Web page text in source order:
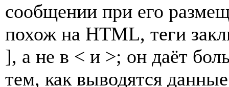
сообщении при его
похож на HTML, теги
], а не в < и >; он даёт
тем, как выводятся